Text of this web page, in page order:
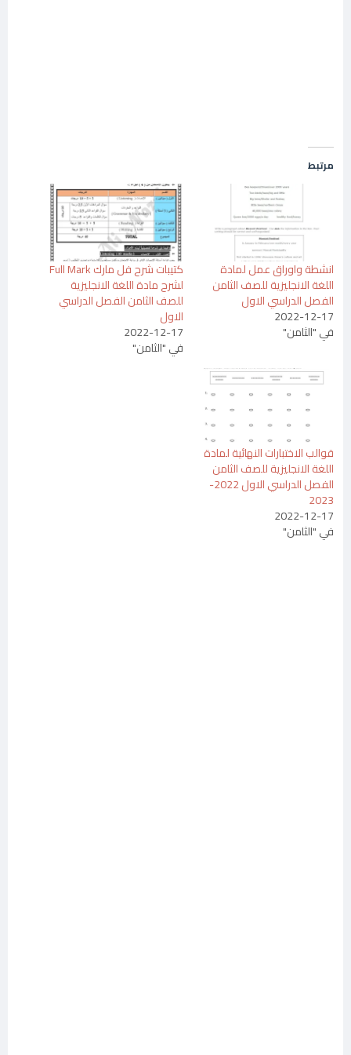
مرتبط
انشطة واوراق عمل لمادة
اللغة الانجليزية للصف الثامن
الفصل الدراسي الاول
2022-12-17
في "الثامن"
كتيبات شرح فل مارك Full Mark
لشرح مادة اللغة الانجليزية
للصف الثامن الفصل الدراسي
الاول
2022-12-17
في "الثامن"
قوالب الاختبارات النهائية لمادة
اللغة الانجليزية للصف الثامن
الفصل الدراسي الاول 2022-
2023
2022-12-17
في "الثامن"